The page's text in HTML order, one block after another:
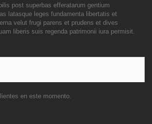
post superbas efferatarum gentium
latasque leges fundamenta libertatis et
velut frugi parens et prudens et dives
liberis suis regenda patrimonii iura permisit.
en este momento.